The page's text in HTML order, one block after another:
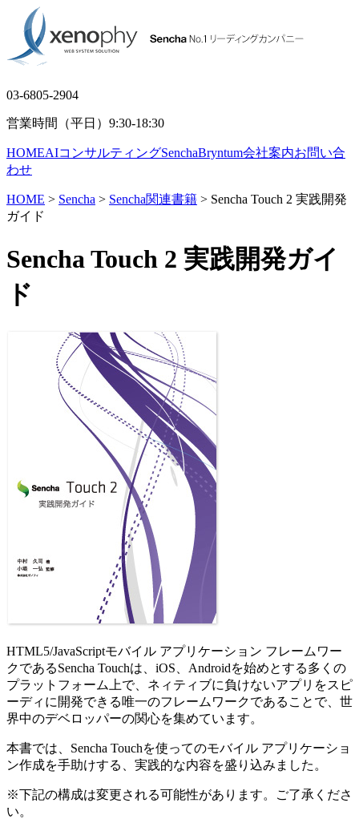
03-6805-2904
営業時間（平日）9:30-18:30
HOMEAIコンサルティングSenchaBryntum会社案内お問い合
わせ
HOME > Sencha > Sencha関連書籍 > Sencha Touch 2 実践開発
ガイド
Sencha Touch 2 実践開発ガイ
ド
HTML5/JavaScriptモバイル アプリケーション フレームワー
クであるSencha Touchは、iOS、Androidを始めとする多くの
プラットフォーム上で、ネィティブに負けないアプリをスピ
ーディに開発できる唯一のフレームワークであることで、世
界中のデベロッパーの関心を集めています。
本書では、Sencha Touchを使ってのモバイル アプリケーショ
ン作成を手助けする、実践的な内容を盛り込みました。
※下記の構成は変更される可能性があります。ご了承くださ
い。